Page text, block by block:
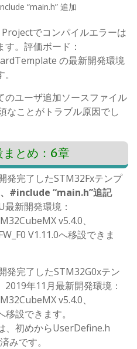
“main.h” 追加
でコンパイルエラーは
。評価ボード：
の最新開発環境
のユーザ追加ソースファイル
なことがトラブル原因でし
まとめ：6章
発完了したSTM32Fxテンプ
#include “main.h”追記
新開発環境：
v5.4.0、
V1.11.0へ移設できま
発完了したSTM32G0xテン
2019年11月最新開発環境：
v5.4.0、
設できます。
、初めからUserDefine.h
みです。